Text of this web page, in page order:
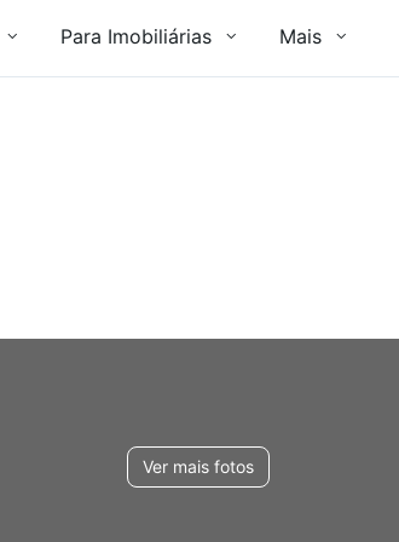
Para Imobiliárias Mais
Ver mais fotos